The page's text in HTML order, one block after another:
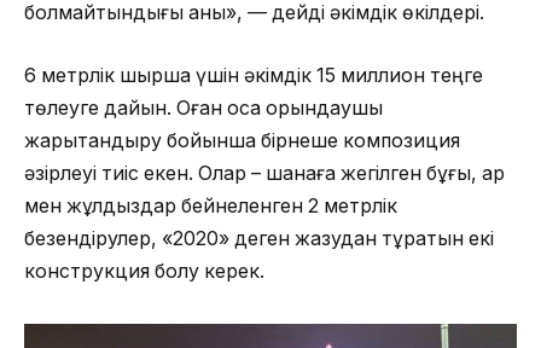
болмайтындығы анық», — дейді әкімдік өкілдері.
6 метрлік шырша үшін әкімдік 15 миллион теңге
төлеуге дайын. Оған қоса орындаушы
жарықтандыру бойынша бірнеше композиция
әзірлеуі тиіс екен. Олар – шанаға жегілген бұғы, қар
мен жұлдыздар бейнеленген 2 метрлік
безендірулер, «2020» деген жазудан тұратын екі
конструкция болу керек.